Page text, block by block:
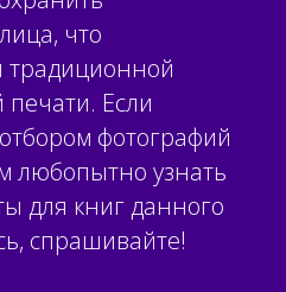
что
традиционной
Если
фотографий
любопытно узнать
для книг данного
спрашивайте!